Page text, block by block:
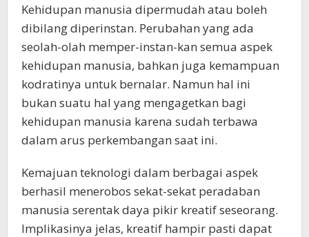
Kehidupan manusia dipermudah atau boleh
dibilang diperinstan. Perubahan yang ada
seolah-olah memper-instan-kan semua aspek
kehidupan manusia, bahkan juga kemampuan
kodratinya untuk bernalar. Namun hal ini
bukan suatu hal yang mengagetkan bagi
kehidupan manusia karena sudah terbawa
dalam arus perkembangan saat ini.
Kemajuan teknologi dalam berbagai aspek
berhasil menerobos sekat-sekat peradaban
manusia serentak daya pikir kreatif seseorang.
Implikasinya jelas, kreatif hampir pasti dapat